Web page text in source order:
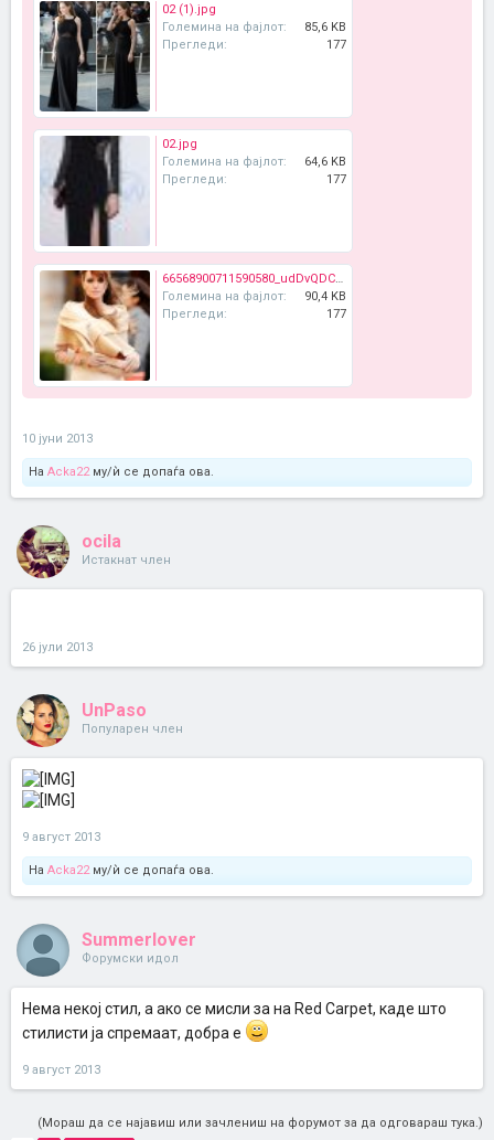
02 (1).jpg
Големина на фајлот:
85,6 KB
Прегледи:
177
02.jpg
Големина на фајлот:
64,6 KB
Прегледи:
177
66568900711590580_udDvQDCZ_c_large.jpg
Големина на фајлот:
90,4 KB
Прегледи:
177
10 јуни 2013
На Acka22му/ѝ се допаѓа ова.
ocila
Истакнат член
26 јули 2013
UnPaso
Популарен член
9 август 2013
На Acka22му/ѝ се допаѓа ова.
Summerlover
Форумски идол
Нема некој стил, а ако се мисли за на Red Carpet, каде што
стилисти ја спремаат, добра е
9 август 2013
(Мораш да се најавиш или зачлениш на форумот за да одговараш тука.)